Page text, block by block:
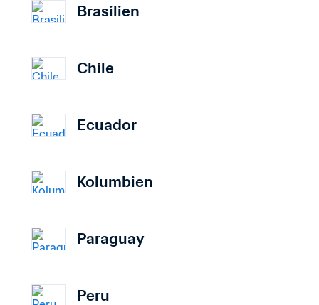
Brasilien
Chile
Ecuador
Kolumbien
Paraguay
Peru